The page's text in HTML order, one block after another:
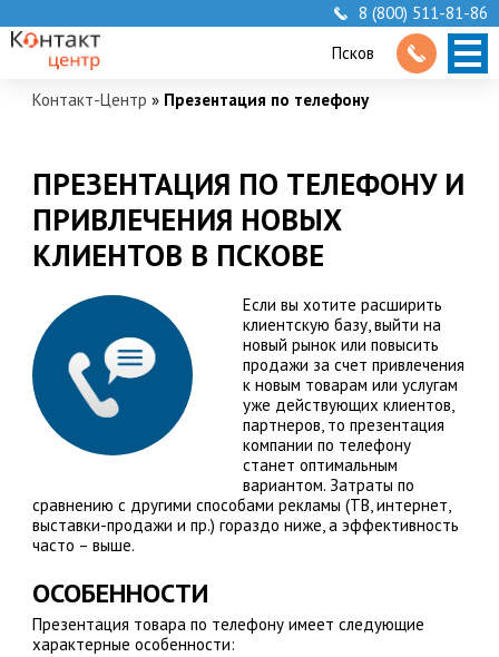
8 (800) 511-81-86
Псков
Контакт-Центр » Презентация по телефону
ПРЕЗЕНТАЦИЯ ПО ТЕЛЕФОНУ И
ПРИВЛЕЧЕНИЯ НОВЫХ
КЛИЕНТОВ В ПСКОВЕ
Если вы хотите расширить
клиентскую базу, выйти на
новый рынок или повысить
продажи за счет привлечения
к новым товарам или услугам
уже действующих клиентов,
партнеров, то презентация
компании по телефону
станет оптимальным
вариантом. Затраты по
сравнению с другими способами рекламы (ТВ, интернет,
выставки-продажи и пр.) гораздо ниже, а эффективность
часто – выше.
ОСОБЕННОСТИ
Презентация товара по телефону имеет следующие
характерные особенности: